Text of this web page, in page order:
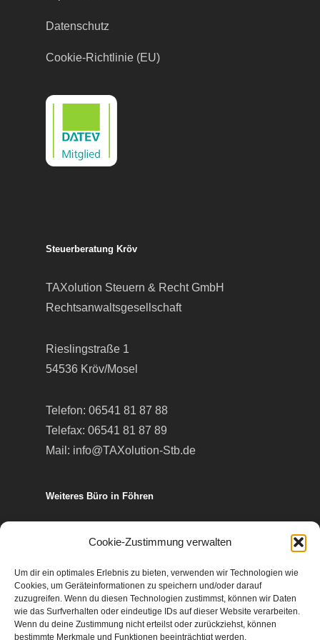
Cookie-Zustimmung verwalten
Um dir ein optimales Erlebnis zu bieten, verwenden wir Technologien wie
Cookies, um Geräteinformationen zu speichern und/oder darauf
zuzugreifen. Wenn du diesen Technologien zustimmst, können wir Daten
wie das Surfverhalten oder eindeutige IDs auf dieser Website verarbeiten.
Wenn du deine Zustimmung nicht erteilst oder zurückziehst, können
bestimmte Merkmale und Funktionen beeinträchtigt werden.
Datenschutz
Cookie-Richtlinie (EU)
Steuerberatung Kröv
TAXolution Steuern & Recht GmbH
Rechtsanwaltsgesellschaft
Rieslingstraße 1
54536 Kröv/Mosel
Telefon: 06541 81 87 88
Telefax: 06541 81 87 89
Mail: info@TAXolution-Stb.de
Weiteres Büro in Föhren
Telefon: 06502 99 95 80
Telefax: 06502 99 95 899
Mail:info@TAXolution-Stb.de